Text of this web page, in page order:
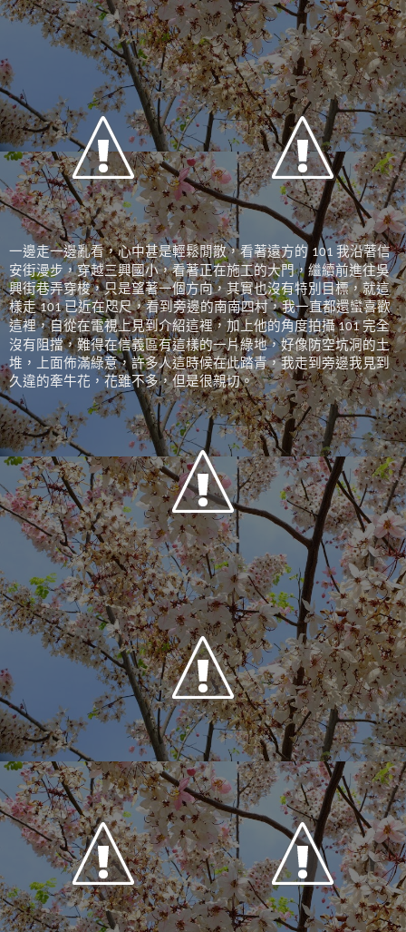
一邊走一邊亂看，心中甚是輕鬆閒散，看著遠方的 101 我沿著信
安街漫步，穿越三興國小，看著正在施工的大門，繼續前進往吳
興街巷弄穿梭，只是望著一個方向，其實也沒有特別目標，就這
樣走101已近在咫尺，看到旁邊的南南四村，我一直都還蠻喜歡
這裡，自從在電視上見到介紹這裡，加上他的角度拍攝101完全
沒有阻擋，難得在信義區有這樣的一片綠地，好像防空坑洞的土
堆，上面佈滿綠意，許多人這時候在此踏青，我走到旁邊我見到
久違的牽牛花，花雖不多，但是很親切。